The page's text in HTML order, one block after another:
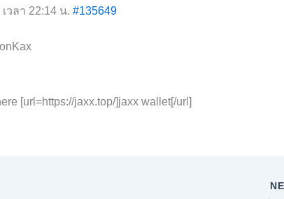
วลา 22:14 น. #135649
[url=https://jaxx.top/]jaxx wallet[/url]